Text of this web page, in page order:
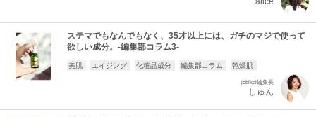
ステマでもなんでもなく、35才以上には、ガチのマジで使って
欲しい成分。-編集部コラム3-
美肌 エイジング 化粧品成分 編集部コラム 乾燥肌
jobikai編集長
しゅん